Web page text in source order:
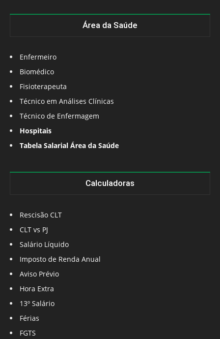
Área da Saúde
Enfermeiro
Biomédico
Fisioterapeuta
Técnico em Análises Clínicas
Técnico de Enfermagem
Hospitais
Tabela Salarial Área da Saúde
Calculadoras
Rescisão CLT
CLT vs PJ
Salário Líquido
Imposto de Renda Anual
Aviso Prévio
Hora Extra
13º Salário
Férias
FGTS